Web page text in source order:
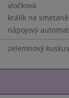
vločková
králík na
nápojový
zeleninový